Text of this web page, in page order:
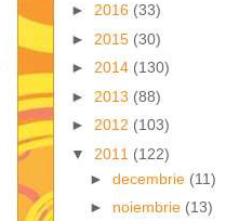
► 2016 (33)
► 2015 (30)
► 2014 (130)
► 2013 (88)
► 2012 (103)
▼ 2011 (122)
► decembrie (11)
► noiembrie (13)